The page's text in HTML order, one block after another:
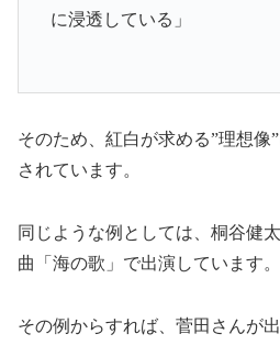
に浸透している」
そのため、紅白が求める”理想像
されています。
同じような例としては、桐谷健
曲「海の歌」で出演しています。
その例からすれば、菅田さんが